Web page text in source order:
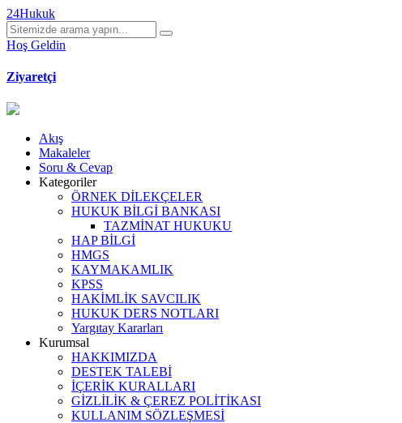
24Hukuk
Hoş Geldin
Ziyaretçi
Akış
Makaleler
Soru & Cevap
Kategoriler
ÖRNEK DİLEKÇELER
HUKUK BİLGİ BANKASI
TAZMİNAT HUKUKU
HAP BİLGİ
HMGS
KAYMAKAMLIK
KPSS
HAKİMLİK SAVCILIK
HUKUK DERS NOTLARI
Yargıtay Kararları
Kurumsal
HAKKIMIZDA
DESTEK TALEBİ
İÇERİK KURALLARI
GİZLİLİK & ÇEREZ POLİTİKASI
KULLANIM SÖZLEŞMESİ